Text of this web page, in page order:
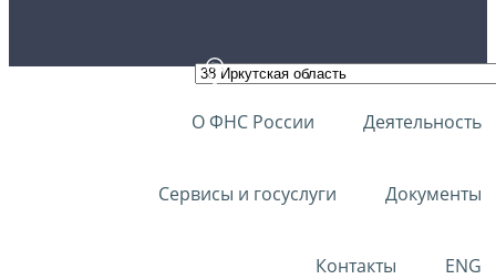
О ФНС России Деятельность
Сервисы и госуслуги Документы
Контакты ENG